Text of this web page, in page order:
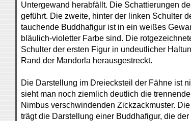
Untergewand herabfällt. Die Schattierungen
geführt. Die zweite, hinter der linken Schulter
tauchende Buddhafigur ist in ein weißes
bläulich-violetter Farbe sind. Die
Schulter der ersten Figur in undeutlicher
Rand der Mandorla herausgestreckt.
Die Darstellung im Dreiecksteil der Fähne ist
sieht man noch ziemlich deutlich die
Nimbus verschwindenden Zickzackmuster.
trägt die Darstellung einer Buddhafigur, die